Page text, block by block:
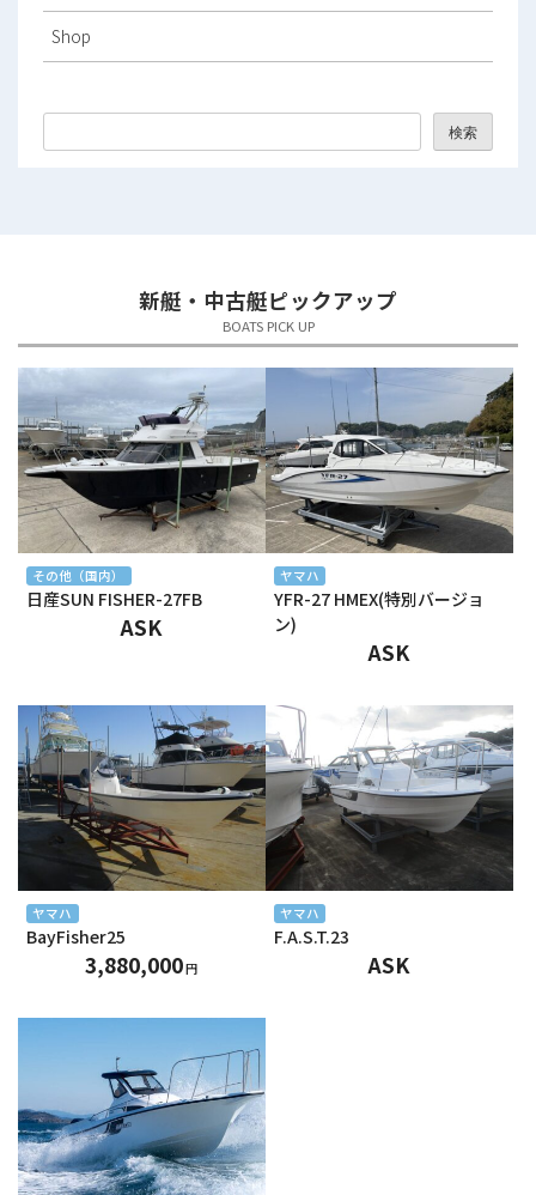
2025年11月
2025年10月
2025年9月
2025年4月
2025年3月
2025年2月
2025年1月
2024年12月
2024年11月
2024年9月
2024年8月
2024年7月
2024年6月
2024年5月
2024年4月
2024年2月
2024年1月
2023年12月
Shop
検索
新艇・中古艇ピックアップ
BOATS PICK UP
その他（国内）
日産SUN FISHER-27FB
ASK
ヤマハ
YFR-27 HMEX(特別バージョ
ン)
ASK
ヤマハ
BayFisher25
3,880,000円
ヤマハ
F.A.S.T.23
ASK